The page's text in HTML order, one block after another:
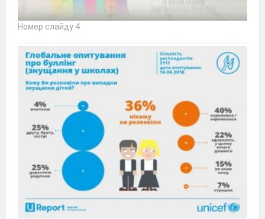
Номер слайду 4